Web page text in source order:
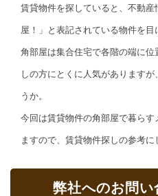
賃貸物件を探していると、不動
屋！」と表記されている物件を目
角部屋は集合住宅で各階の端に
しの方にとくに人気があります
うか。
今回は賃貸物件の角部屋で暮ら
ますので、賃貸物件探しの参考に
弊社へのお問い